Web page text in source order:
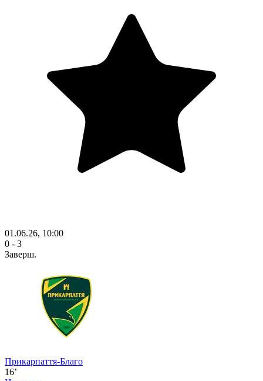
01.06.26, 10:00
0 - 3
Заверш.
Прикарпаття-Благо
16’